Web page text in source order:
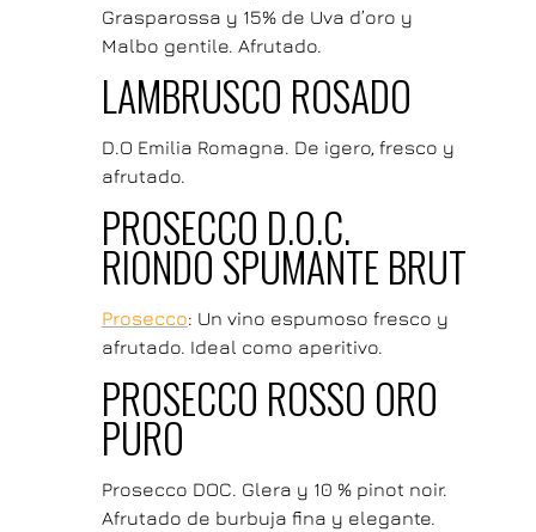
Grasparossa y 15% de Uva d’oro y
Malbo gentile. Afrutado.
LAMBRUSCO ROSADO
D.O Emilia Romagna. De igero, fresco y
afrutado.
PROSECCO D.O.C.
RIONDO SPUMANTE BRUT
Prosecco: Un vino espumoso fresco y
afrutado. Ideal como aperitivo.
PROSECCO ROSSO ORO
PURO
Prosecco DOC. Glera y 10 % pinot noir.
Afrutado de burbuja fina y elegante.